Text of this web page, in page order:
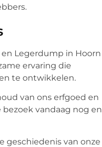
Legerdump in Hoorn
ervaring die
te ontwikkelen.
van ons erfgoed en
vandaag nog en
geschiedenis van onze